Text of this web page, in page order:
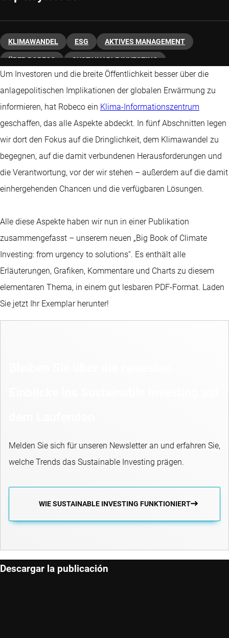
KLIMAWANDEL ESG AKTIVES MANAGEMENT
ÜBER ROBECO SUSTAINABLE INVESTING
INVESTIEREN IN TRENDS
Um Investoren und die breite Öffentlichkeit besser über die
anlagepolitischen Implikationen der globalen Erwärmung zu
informieren, hat Robeco ein Klima-Informationszentrum
geschaffen, das alle Aspekte abdeckt. In fünf Abschnitten legen
wir dort den Fokus auf die Dringlichkeit, dem Klimawandel zu
begegnen, auf die damit verbundenen Herausforderungen und
die Verantwortung, vor der wir stehen – außerdem auf die damit
einhergehenden Chancen und die verfügbaren Lösungen.
Alle diese Aspekte haben wir nun in einer Publikation
zusammengefasst – unserem neuen „Big Book of Climate
Investing: from urgency to solutions“. Es enthält alle
Erläuterungen, Grafiken, Kommentare und Charts zu diesem
elementaren Thema, in einem gut lesbaren PDF-Format. Laden
Sie jetzt Ihr Exemplar herunter!
Melden Sie sich für unseren Newsletter an und erfahren Sie,
welche Trends das Sustainable Investing prägen.
WIE SUSTAINABLE INVESTING FUNKTIONIERT
Descargar la publicación